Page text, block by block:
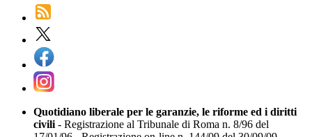
Quotidiano liberale per le garanzie, le riforme ed i diritti
civili - Registrazione al Tribunale di Roma n. 8/96 del